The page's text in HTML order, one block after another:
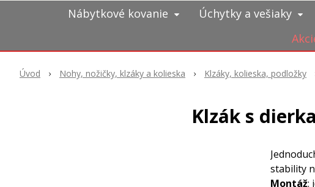
Nábytkové kovanie Úchytky a vešiaky
Úvod Nohy, nožičky, klzáky a kolieska Klzáky, kolieska, podložky
Klzák s
stability
Montáž: